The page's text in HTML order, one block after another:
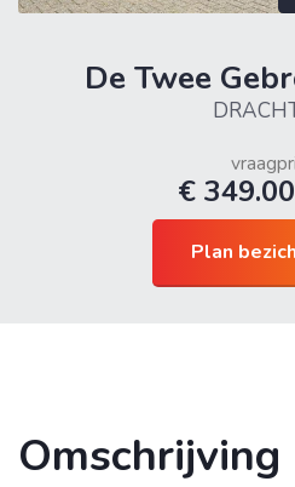
31512543210
De Twee
€
Plan
Omschrijving